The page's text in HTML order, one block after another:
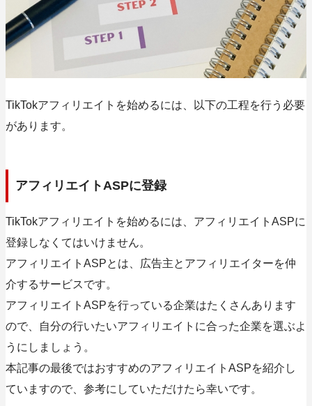
TikTokアフィリエイトを始めるには、以下の工程を行う必要
があります。
アフィリエイトASPに登録
TikTokアフィリエイトを始めるには、アフィリエイトASPに
登録しなくてはいけません。
アフィリエイトASPとは、広告主とアフィリエイターを仲
介するサービスです。
アフィリエイトASPを行っている企業はたくさんあります
ので、自分の行いたいアフィリエイトに合った企業を選ぶよ
うにしましょう。
本記事の最後ではおすすめのアフィリエイトASPを紹介し
ていますので、参考にしていただけたら幸いです。